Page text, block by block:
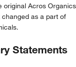
original Acros Organics
as a part of
Statements